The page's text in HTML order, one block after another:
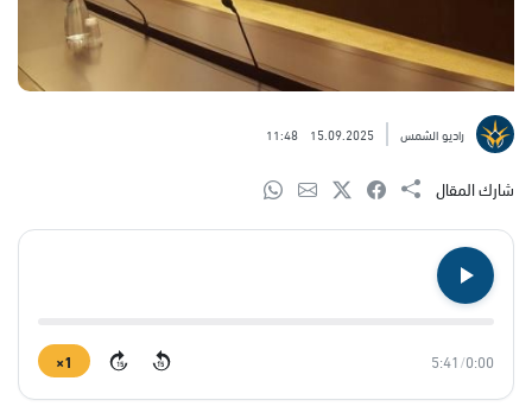
راديو الشمس 15.09.2025
11:48
شارك المقال
0:00
/
5:41
15
15
1×